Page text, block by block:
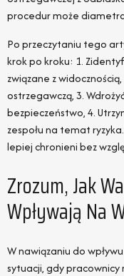
procedur może
Po przeczytaniu tego
krok po kroku: 1.
związane z
ostrzegawczą, 3.
bezpieczeństwo, 4.
zespołu na temat
lepiej chronieni bez
Zrozum, Jak
Wpływają Na
W nawiązaniu do
sytuacji, gdy